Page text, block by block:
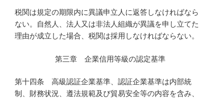
税関は規定の期限内に異議申立人に返答しなければなら
ない。自然人、法人又は非法人組織が異議を申し立てた
理由が成立した場合、税関は採用しなければならない。
第三章 企業信用等級の認定基準
第十四条 高級認証企業基準、認証企業基準は内部統
制、財務状況、遵法規範及び貿易安全等の内容を含み、